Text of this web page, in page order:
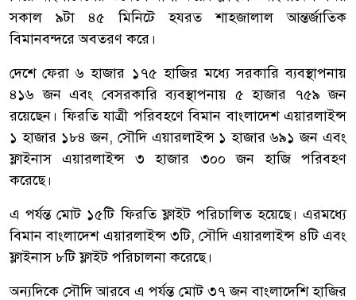
সকাল ৯টা ৪৫ মিনিটে হযরত শাহজালাল আন্তর্জাতিক
বিমানবন্দরে অবতরণ করে।
দেশে ফেরা ৬ হাজার ১৭৫ হাজির মধ্যে সরকারি ব্যবস্থাপনায়
৪১৬ জন এবং বেসরকারি ব্যবস্থাপনায় ৫ হাজার ৭৫৯ জন
রয়েছেন। ফিরতি যাত্রী পরিবহণে বিমান বাংলাদেশ এয়ারলাইন্স
১ হাজার ১৮৪ জন, সৌদি এয়ারলাইন্স ১ হাজার ৬৯১ জন এবং
ফ্লাইনাস এয়ারলাইন্স ৩ হাজার ৩০০ জন হাজি পরিবহণ
করেছে।
এ পর্যন্ত মোট ১৫টি ফিরতি ফ্লাইট পরিচালিত হয়েছে। এরমধ্যে
বিমান বাংলাদেশ এয়ারলাইন্স ৩টি, সৌদি এয়ারলাইন্স ৪টি এবং
ফ্লাইনাস ৮টি ফ্লাইট পরিচালনা করেছে।
অন্যদিকে সৌদি আরবে এ পর্যন্ত মোট ৩৭ জন বাংলাদেশি হাজির